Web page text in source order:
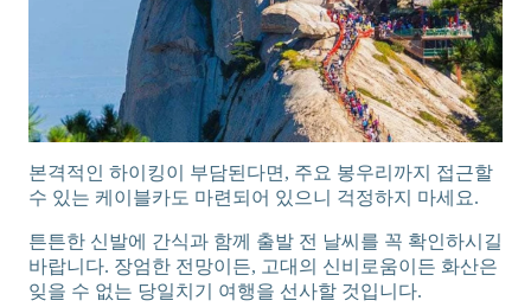
본격적인 하이킹이 부담된다면, 주요 봉우리까지 접근할
수 있는 케이블카도 마련되어 있으니 걱정하지 마세요.
튼튼한 신발에 간식과 함께 출발 전 날씨를 꼭 확인하시길
바랍니다. 장엄한 전망이든, 고대의 신비로움이든 화산은
잊을 수 없는 당일치기 여행을 선사할 것입니다.